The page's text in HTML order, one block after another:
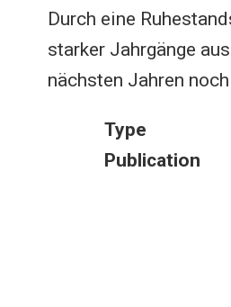
Durch eine
starker Jahrgänge
nächsten Jahren
Type
Publication